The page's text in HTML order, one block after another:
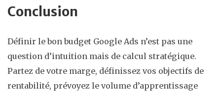
Conclusion
Définir le bon budget Google Ads n’est pas une
question d’intuition mais de calcul stratégique.
Partez de votre marge, définissez vos objectifs de
rentabilité, prévoyez le volume d’apprentissage